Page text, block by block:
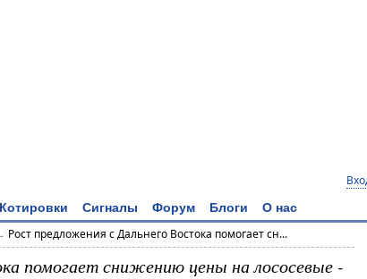
Котировки Сигналы Форум Блоги О нас
Рост предложения с Дальнего Востока помогает сн...
помогает снижению цены на лососевые -